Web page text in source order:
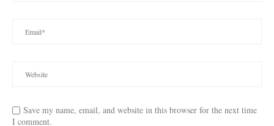
Save my name, email, and website in this browser for the next time
I comment.